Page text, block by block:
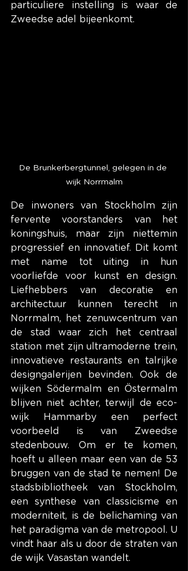
particuliere instelling is waar de
Zweedse adel bijeenkomt.
De Brunkerbergtunnel, gelegen in de
wijk Norrmalm
De inwoners van Stockholm zijn
fervente voorstanders van het
koningshuis, maar zijn niettemin
progressief en innovatief. Dit komt
met name tot uiting in hun
voorliefde voor kunst en design.
Liefhebbers van decoratie en
architectuur kunnen terecht in
Norrmalm, het zenuwcentrum van
de stad waar zich het centraal
station met zijn ultramoderne trein,
innovatieve restaurants en talrijke
designgalerijen bevinden. Ook de
wijken Södermalm en Östermalm
blijven niet achter, terwijl de eco-
wijk Hammarby een perfect
voorbeeld is van Zweedse
stedenbouw. Om er te komen,
hoeft u alleen maar een van de 53
bruggen van de stad te nemen! De
stadsbibliotheek van Stockholm,
een synthese van classicisme en
moderniteit, is de belichaming van
het paradigma van de metropool. U
vindt haar als u door de straten van
de wijk Vasastan wandelt.